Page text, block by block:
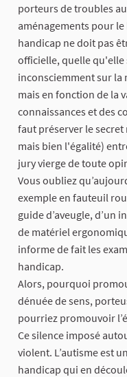
porteurs de troubles
aménagements pour
handicap ne doit pas
officielle, quelle
inconsciemment sur
mais en fonction de la
connaissances et des
faut préserver le
mais bien l'égalité)
jury vierge de toute
Vous oubliez
exemple en fauteuil
guide d’aveugle, d’un
de matériel
informe de fait les
handicap.
Alors, pourquoi
dénuée de sens,
pourriez promouvoir
Ce silence imposé
violent. L’autisme est
handicap qui en